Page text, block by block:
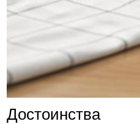
Достоинства